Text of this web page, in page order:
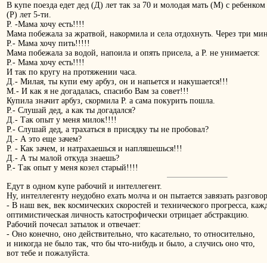
В купе поезда едет дед (Д) лет так за 70 и молодая мать (М) с ребенком
(Р) лет 5-ти.
Р. -Мама хочу есть!!!!
Мама побежала за жратвой, накормила и села отдохнуть. Через три
Р.- Мама хочу пить!!!!!
Мама побежала за водой, напоила и опять присела, а Р. не унимается:
Р.- Мама хочу есть!!!!
И так по кругу на протяжении часа.
Д.- Милая, ты купи ему арбуз, он и напьется и накушается!!!
М.- И как я не догадалась, спасибо Вам за совет!!!
Купила значит арбуз, скормила Р. а сама покурить пошла.
Р.- Слушай дед, а как ты догадался?
Д.- Так опыт у меня милок!!!!
Р.- Слушай дед, а трахаться в присядку ты не пробовал?
Д.- А это еще зачем?
Р. - Как зачем, и натрахаешься и напляшешься!!!
Д.- А ты малой откуда знаешь?
Р.- Так опыт у меня козел старый!!!!
Едут в одном купе рабочий и интеллегент.
Ну, интеллегенту неудобно ехать молча и он пытается завязать
- В наш век, век космических скоростей и технического прогресса,
оптимистическая личность катострофически отрицает абстракцию.
Рабочий почесал затылок и отвечает:
- Оно конечно, оно действительно, что касательно, то относительно,
и никогда не было так, что бы что-нибудь и было, а случись оно что,
вот тебе и пожалуйста.